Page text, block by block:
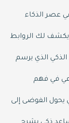
عصر الذكاء
يكشف لك الروابط
الذي يرسم
في فهم
يحول الفوضى إلى